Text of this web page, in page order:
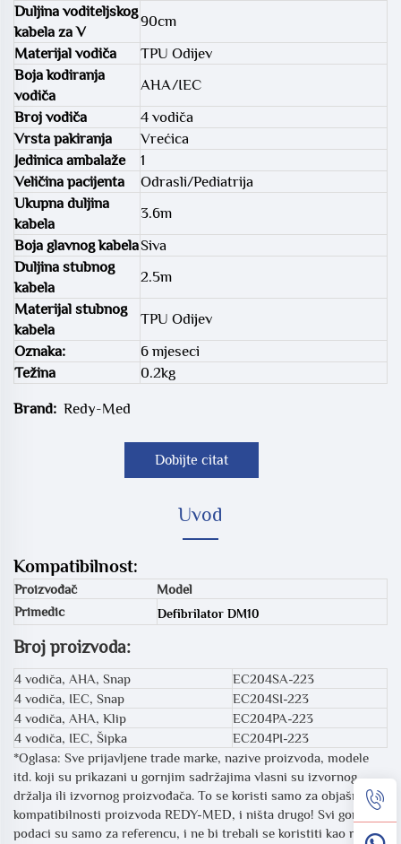
Duljina voditeljskog
kabela za V
90cm
Materijal vodiča
TPU Odijev
Boja kodiranja
vodiča
AHA/IEC
Broj vodiča
4 vodiča
Vrsta pakiranja
Vrećica
Jedinica ambalaže
1
Veličina pacijenta
Odrasli/Pediatrija
Ukupna duljina
kabela
3.6m
Boja glavnog kabelaSiva
Duljina stubnog
kabela
2.5m
Materijal stubnog
kabela
TPU Odijev
Oznaka:
6 mjeseci
Težina
0.2kg
Brand: Redy-Med
Dobijte citat
Uvod
Kompatibilnost:
Proizvođač
Model
Primedic
Defibrilator DM10
Broj proizvoda:
4 vodiča, AHA, Snap
EC204SA-223
4 vodiča, IEC, Snap
EC204SI-223
4 vodiča, AHA, Klip
EC204PA-223
4 vodiča, IEC, Šipka
EC204PI-223
*Oglasa: Sve prijavljene trade marke, nazive proizvoda, modele
itd. koji su prikazani u gornjim sadržajima vlasni su izvornog
držalja ili izvornog proizvođača. To se koristi samo za objašnjenje
kompatibilnosti proizvoda REDY-MED, i ništa drugo! Svi gornji
podaci su samo za referencu, i ne bi trebali se koristiti kao radni